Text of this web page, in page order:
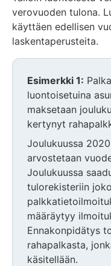
verovuoden tulona.
käyttäen edellisen
laskentaperusteita.
Esimerkki 1:
luontoisetuina
maksetaan
kertynyt
Joulukuussa
arvostetaan
Joulukuussa
tulorekisteriin
määräytyy
Ennakonpidätys
rahapalkasta,
käsitellään.